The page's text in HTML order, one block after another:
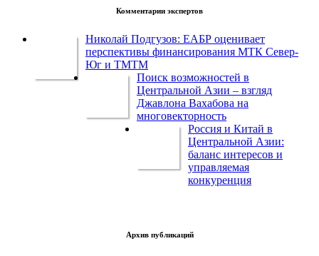
Комментарии экспертов
Николай Подгузов: ЕАБР оценивает
перспективы финансирования МТК Север-
Юг и ТМТМ
Поиск возможностей в
Центральной Азии – взгляд
Джавлона Вахабова на
многовекторность
Россия и Китай в
Центральной Азии:
баланс интересов и
управляемая
конкуренция
Архив публикаций